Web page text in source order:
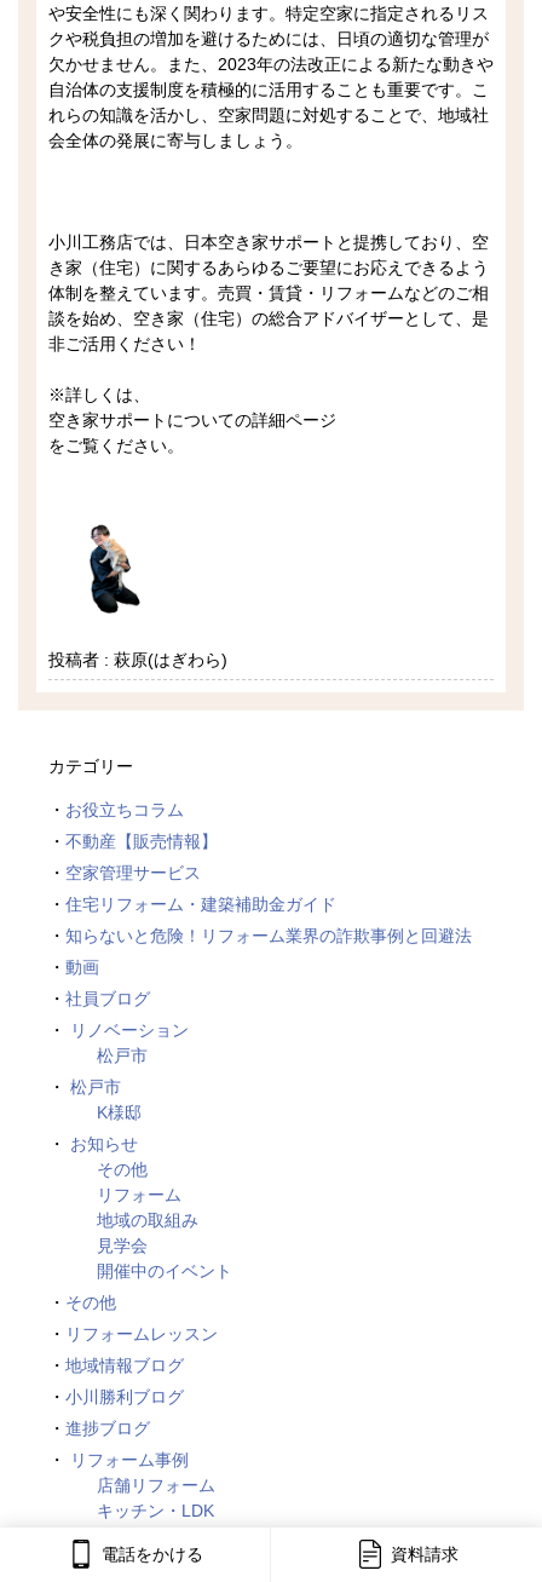
電話をかける 資料請求
や安全性にも深く関わります。特定空家に指定されるリス
クや税負担の増加を避けるためには、日頃の適切な管理が
欠かせません。また、2023年の法改正による新たな動きや
自治体の支援制度を積極的に活用することも重要です。こ
れらの知識を活かし、空家問題に対処することで、地域社
会全体の発展に寄与しましょう。
小川工務店では、日本空き家サポートと提携しており、空
き家（住宅）に関するあらゆるご要望にお応えできるよう
体制を整えています。売買・賃貸・リフォームなどのご相
談を始め、空き家（住宅）の総合アドバイザーとして、是
非ご活用ください！
※詳しくは、
空き家サポートについての詳細ページ
をご覧ください。
投稿者 : 萩原(はぎわら)
カテゴリー
お役立ちコラム
不動産【販売情報】
空家管理サービス
住宅リフォーム・建築補助金ガイド
知らないと危険！リフォーム業界の詐欺事例と回避法
動画
社員ブログ
リノベーション
松戸市
松戸市
K様邸
お知らせ
その他
リフォーム
地域の取組み
見学会
開催中のイベント
その他
リフォームレッスン
地域情報ブログ
小川勝利ブログ
進捗ブログ
リフォーム事例
店舗リフォーム
キッチン・LDK
外壁・屋根